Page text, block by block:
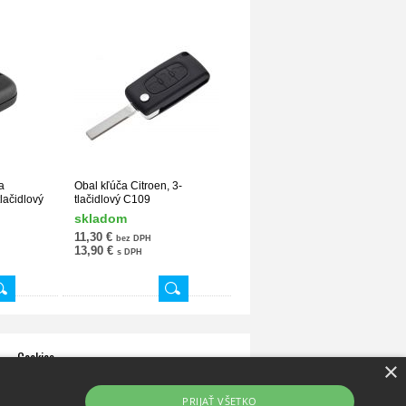
Obal kľúča Citroen, 3-
tlačidlový C109
skladom
11,30 € bez DPH
13,90 € s DPH
Cookies
×
PRIJAŤ VŠETKO